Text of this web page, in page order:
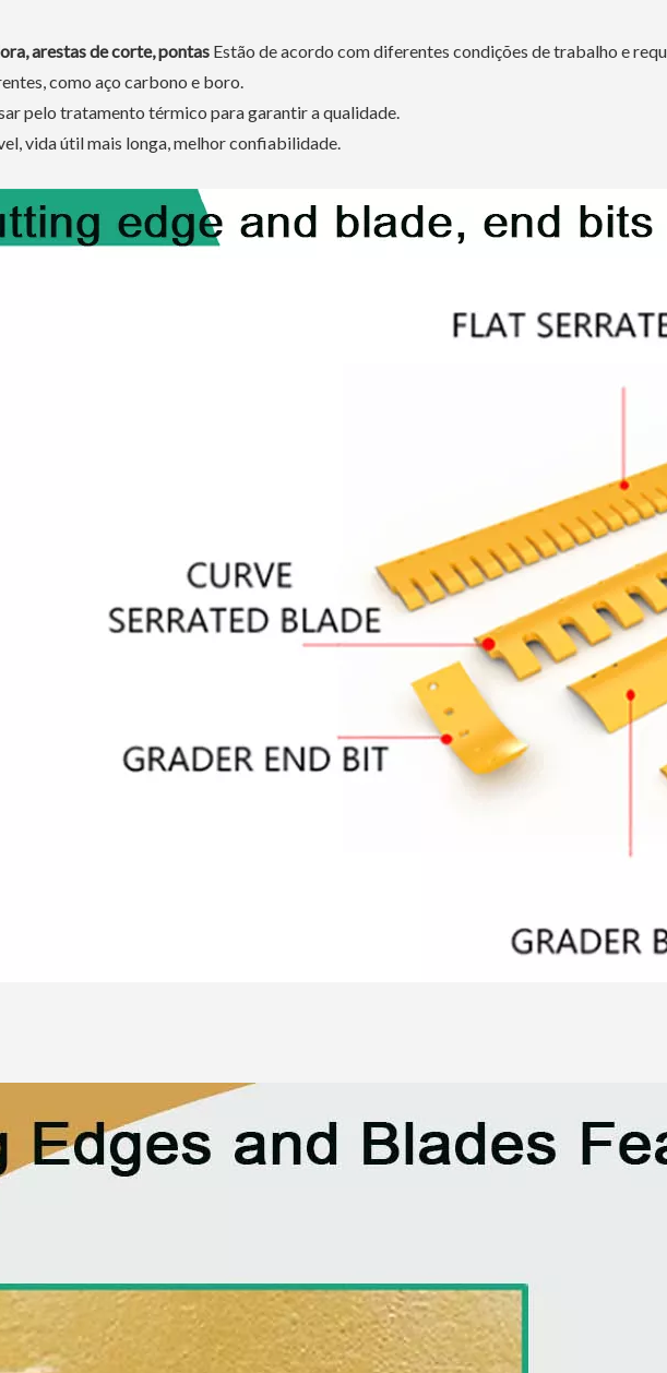
arestas de corte, pontas Estão de acordo com diferentes condições de trabalho e
como aço carbono e boro.
pelo tratamento térmico para garantir a qualidade.
vida útil mais longa, melhor confiabilidade.